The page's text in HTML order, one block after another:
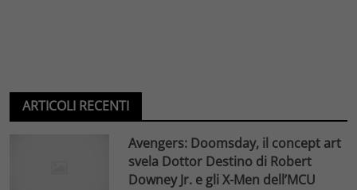
ARTICOLI RECENTI
Avengers: Doomsday, il concept art
svela Dottor Destino di Robert
Downey Jr. e gli X-Men dell’MCU